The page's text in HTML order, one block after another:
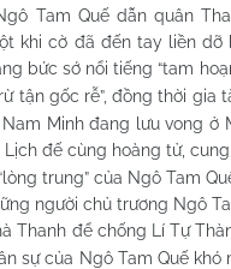
Tam Quế dẫn quân
khi cờ đã đến tay liền dỡ
bức sớ nổi tiếng “tam
tận gốc rễ”, đồng thời gia
Minh đang lưu vong ở
Lịch đế cùng hoàng tử,
trung” của Ngô Tam
chủ trương Ngô Tam
Thanh để chống Lí Tự
sự của Ngô Tam Quế